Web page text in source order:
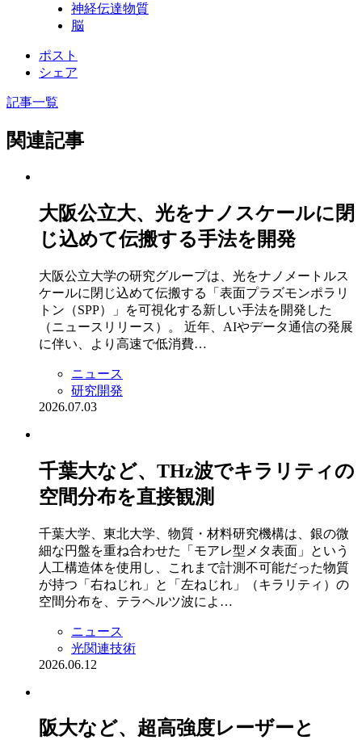
神経伝達物質
脳
ポスト
シェア
記事一覧
関連記事
大阪公立大、光をナノスケールに閉
じ込めて伝搬する手法を開発
大阪公立大学の研究グループは、光をナノメートルス
ケールに閉じ込めて伝搬する「表面プラズモンポラリ
トン（SPP）」を可視化する新しい手法を開発した
（ニュースリリース）。 近年、AIやデータ通信の発展
に伴い、より高速で低消費…
ニュース
研究開発
2026.07.03
千葉大など、THz波でキラリティの
空間分布を直接観測
千葉大学、東北大学、物質・材料研究機構は、銀の微
細な円盤を重ね合わせた「モアレ型メタ表面」という
人工構造体を使用し、これまで計測不可能だった物質
が持つ「右ねじれ」と「左ねじれ」（キラリティ）の
空間分布を、テラヘルツ波によ…
ニュース
光関連技術
2026.06.12
阪大など、超高強度レーザーと